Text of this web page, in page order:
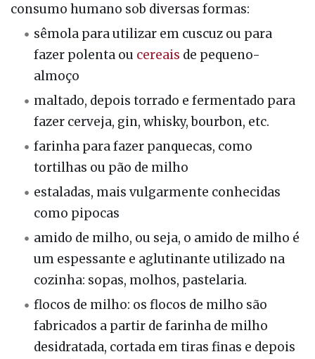
consumo humano sob diversas formas:
sêmola para utilizar em cuscuz ou para
fazer polenta ou cereais de pequeno-
almoço
maltado, depois torrado e fermentado para
fazer cerveja, gin, whisky, bourbon, etc.
farinha para fazer panquecas, como
tortilhas ou pão de milho
estaladas, mais vulgarmente conhecidas
como pipocas
amido de milho, ou seja, o amido de milho é
um espessante e aglutinante utilizado na
cozinha: sopas, molhos, pastelaria.
flocos de milho: os flocos de milho são
fabricados a partir de farinha de milho
desidratada, cortada em tiras finas e depois